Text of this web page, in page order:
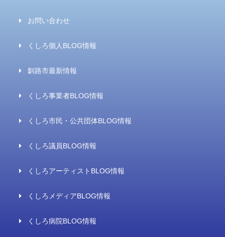
お問い合わせ
くしろ個人BLOG情報
釧路市最新情報
くしろ事業者BLOG情報
くしろ市民・公共団体BLOG情報
くしろ議員BLOG情報
くしろアーティストBLOG情報
くしろメディアBLOG情報
くしろ病院BLOG情報